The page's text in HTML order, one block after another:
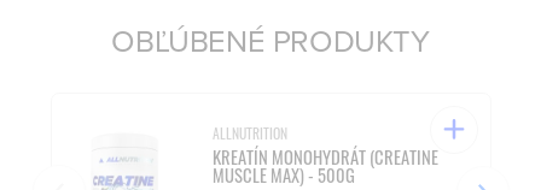
OBĽÚBENÉ PRODUKTY
ALLNUTRITION
KREATÍN MONOHYDRÁT (CREATINE
MUSCLE MAX) - 500G